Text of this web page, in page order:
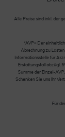
Alle Preise sind inkl. der
*AVP= Der
Abrechnung zu
Informationsstelle für
Erstattungsfall abzügl.
Summe der Einzel-
Schenken Sie uns Ihr
Für